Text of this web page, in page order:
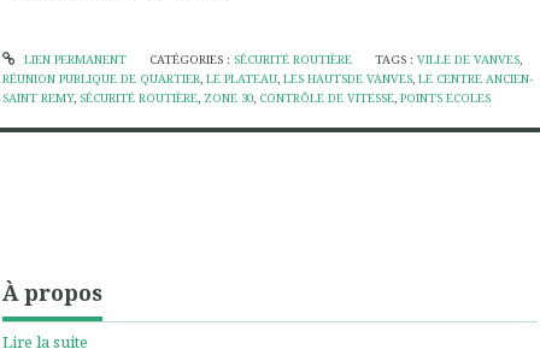
LIEN PERMANENT CATÉGORIES : SÉCURITÉ ROUTIÈRE TAGS :VILLE DE VANVES,
RÉUNION PUBLIQUE DE QUARTIER, LE PLATEAU, LES HAUTSDE VANVES, LE CENTRE ANCIEN-
SAINT REMY, SÉCURITÉ ROUTIÈRE, ZONE 30, CONTRÔLE DE VITESSE, POINTS ECOLES
À propos
Lire la suite